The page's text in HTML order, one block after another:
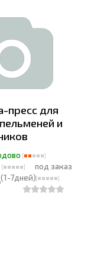
пресс для
и
под заказ
(1-7дней)